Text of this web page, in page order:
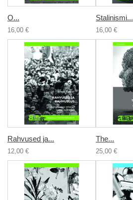
О...
16,00 €
Stalinismi...
16,00 €
Rahvused ja...
12,00 €
The...
25,00 €